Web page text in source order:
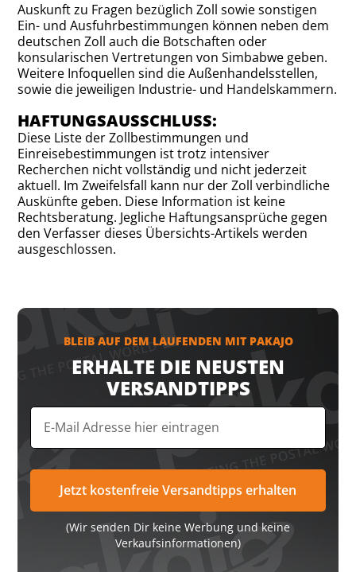
Auskunft zu Fragen bezüglich Zoll sowie sonstigen
Ein- und Ausfuhrbestimmungen können neben dem
deutschen Zoll auch die Botschaften oder
konsularischen Vertretungen von Simbabwe geben.
Weitere Infoquellen sind die Außenhandelsstellen,
sowie die jeweiligen Industrie- und Handelskammern.
HAFTUNGSAUSSCHLUSS:
Diese Liste der Zollbestimmungen und
Einreisebestimmungen ist trotz intensiver
Recherchen nicht vollständig und nicht jederzeit
aktuell. Im Zweifelsfall kann nur der Zoll verbindliche
Auskünfte geben. Diese Information ist keine
Rechtsberatung. Jegliche Haftungsansprüche gegen
den Verfasser dieses Übersichts-Artikels werden
ausgeschlossen.
BLEIB AUF DEM LAUFENDEN MIT PAKAJO
ERHALTE DIE NEUSTEN
VERSANDTIPPS
(Wir senden Dir keine Werbung und keine
Verkaufsinformationen)